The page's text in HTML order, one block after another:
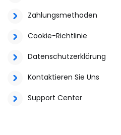
Zahlungsmethoden
Cookie-Richtlinie
Datenschutzerklärung
Kontaktieren Sie Uns
Support Center